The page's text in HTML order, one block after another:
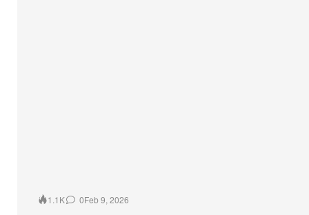
1.1K 0Feb 9, 2026